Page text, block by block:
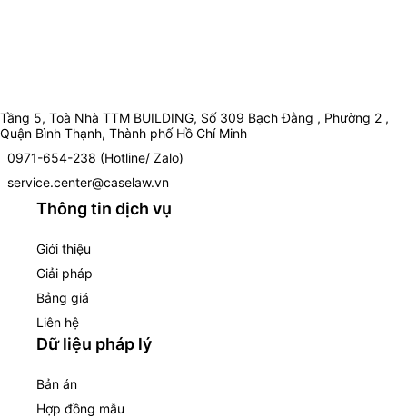
Tầng 5, Toà Nhà TTM BUILDING, Số 309 Bạch Đằng , Phường 2 ,
Quận Bình Thạnh, Thành phố Hồ Chí Minh
0971-654-238 (Hotline/ Zalo)
service.center@caselaw.vn
Thông tin dịch vụ
Giới thiệu
Giải pháp
Bảng giá
Liên hệ
Dữ liệu pháp lý
Bản án
Hợp đồng mẫu